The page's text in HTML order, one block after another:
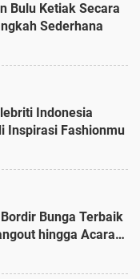
Bulu Ketiak Secara
Sederhana
Indonesia
Inspirasi Fashionmu
Bunga Terbaik
hingga Acara